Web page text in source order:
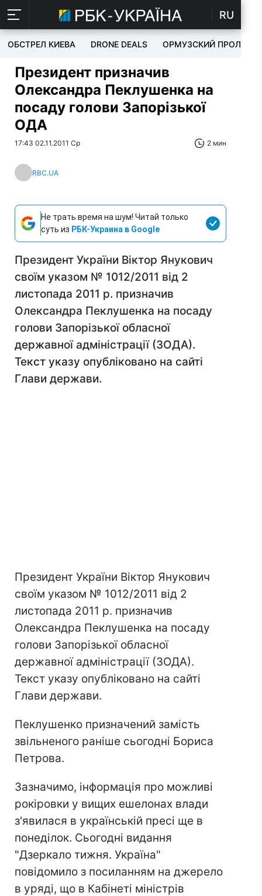
RU
ОБСТРЕЛ КИЕВА DRONE DEALS ОРМУЗСКИЙ ПРОЛИВ
Президент призначив
Олександра Пеклушенка на
посаду голови Запорізької
ОДА
17:43 02.11.2011 Ср 2 мин
RBC.UA
Не трать время на шум! Читай только
суть из РБК-Украина в Google
Президент України Віктор Янукович
своїм указом № 1012/2011 від 2
листопада 2011 р. призначив
Олександра Пеклушенка на посаду
голови Запорізької обласної
державної адміністрації (ЗОДА).
Текст указу опубліковано на сайті
Глави держави.
Президент України Віктор Янукович
своїм указом № 1012/2011 від 2
листопада 2011 р. призначив
Олександра Пеклушенка на посаду
голови Запорізької обласної
державної адміністрації (ЗОДА).
Текст указу опубліковано на сайті
Глави держави.
Пеклушенко призначений замість
звільненого раніше сьогодні Бориса
Петрова.
Зазначимо, інформація про можливі
рокіровки у вищих ешелонах влади
з'явилася в українській пресі ще в
понеділок. Сьогодні видання
"Дзеркало тижня. Україна"
повідомило з посиланням на джерело
в уряді, що в Кабінеті міністрів